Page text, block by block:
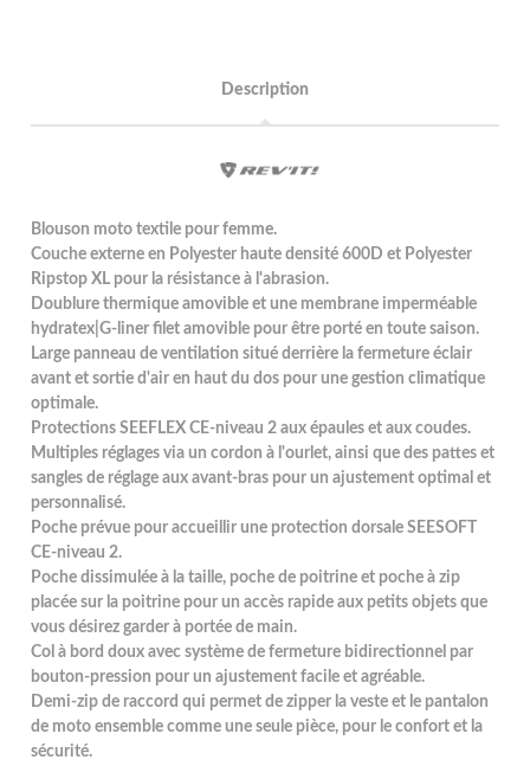
Description
Blouson moto textile pour femme.
Couche externe en Polyester haute densité 600D et Polyester
Ripstop XL pour la résistance à l'abrasion.
Doublure thermique amovible et une membrane imperméable
hydratex|G-liner filet amovible pour être porté en toute saison.
Large panneau de ventilation situé derrière la fermeture éclair
avant et sortie d'air en haut du dos pour une gestion climatique
optimale.
Protections SEEFLEX CE-niveau 2 aux épaules et aux coudes.
Multiples réglages via un cordon à l'ourlet, ainsi que des pattes et
sangles de réglage aux avant-bras pour un ajustement optimal et
personnalisé.
Poche prévue pour accueillir une protection dorsale SEESOFT
CE-niveau 2.
Poche dissimulée à la taille, poche de poitrine et poche à zip
placée sur la poitrine pour un accès rapide aux petits objets que
vous désirez garder à portée de main.
Col à bord doux avec système de fermeture bidirectionnel par
bouton-pression pour un ajustement facile et agréable.
Demi-zip de raccord qui permet de zipper la veste et le pantalon
de moto ensemble comme une seule pièce, pour le confort et la
sécurité.